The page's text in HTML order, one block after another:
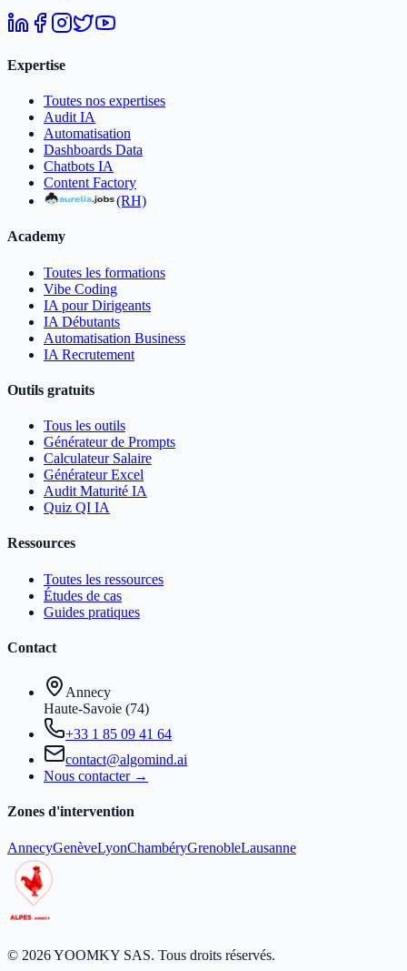
Expertise
Toutes nos expertises
Audit IA
Automatisation
Dashboards Data
Chatbots IA
Content Factory
(RH)
Academy
Toutes les formations
Vibe Coding
IA pour Dirigeants
IA Débutants
Automatisation Business
IA Recrutement
Outils gratuits
Tous les outils
Générateur de Prompts
Calculateur Salaire
Générateur Excel
Audit Maturité IA
Quiz QI IA
Ressources
Toutes les ressources
Études de cas
Guides pratiques
Contact
Annecy
Haute-Savoie (74)
+33 1 85 09 41 64
contact@algomind.ai
Nous contacter →
Zones d'intervention
AnnecyGenèveLyonChambéryGrenobleLausanne
© 2026 YOOMKY SAS. Tous droits réservés.